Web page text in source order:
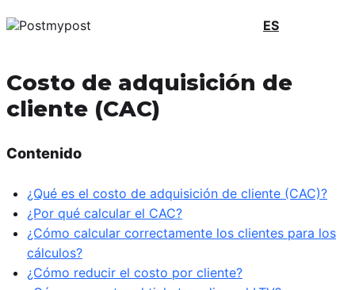
ES
Costo de adquisición de
cliente (CAC)
Contenido
¿Qué es el costo de adquisición de cliente (CAC)?
¿Por qué calcular el CAC?
¿Cómo calcular correctamente los clientes para los
cálculos?
¿Cómo reducir el costo por cliente?